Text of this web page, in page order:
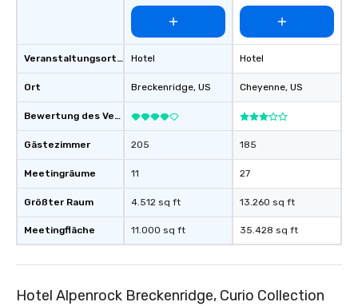
Veranstaltungsortstyp
Ort
Bewertung des Veranstaltungsortes
Gästezimmer
Meetingräume
Größter Raum
Meetingfläche
Hotel
Breckenridge, US
205
11
4.512 sq ft
11.000 sq ft
Hotel
Cheyenne, US
185
27
13.260 sq ft
35.428 sq ft
Hotel Alpenrock Breckenridge, Curio Collection